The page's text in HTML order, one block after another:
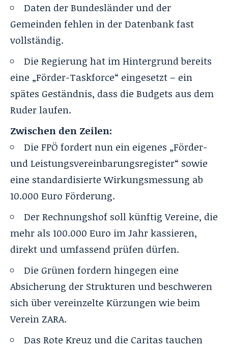
Daten der Bundesländer und der
Gemeinden fehlen in der Datenbank fast
vollständig.
Die Regierung hat im Hintergrund bereits
eine „Förder-Taskforce“ eingesetzt – ein
spätes Geständnis, dass die Budgets aus dem
Ruder laufen.
Zwischen den Zeilen:
Die FPÖ fordert nun ein eigenes „Förder-
und Leistungsvereinbarungsregister“ sowie
eine standardisierte Wirkungsmessung ab
10.000 Euro Förderung.
Der Rechnungshof soll künftig Vereine, die
mehr als 100.000 Euro im Jahr kassieren,
direkt und umfassend prüfen dürfen.
Die Grünen fordern hingegen eine
Absicherung der Strukturen und beschweren
sich über vereinzelte Kürzungen wie beim
Verein ZARA.
Das Rote Kreuz und die Caritas tauchen